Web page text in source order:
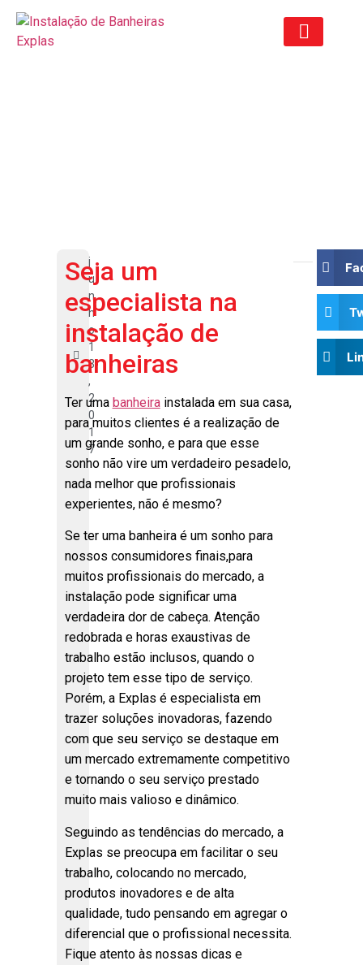
j
u
n
h
o
1
3
,
2
0
1
7
Seja um
especialista na
instalação de
banheiras
Ter uma banheirainstalada em sua casa,
para muitos clientes é a realização de
um grande sonho, e para que esse
sonho não vire um verdadeiro pesadelo,
nada melhor que profissionais
experientes, não é mesmo?
Se ter uma banheira é um sonho para
nossos consumidores finais,para
muitos profissionais do mercado, a
instalação pode significar uma
verdadeira dor de cabeça. Atenção
redobrada e horas exaustivas de
trabalho estão inclusos, quando o
projeto tem esse tipo de serviço.
Porém, a Explas é especialista em
trazer soluções inovadoras, fazendo
com que seu serviço se destaque em
um mercado extremamente competitivo
e tornando o seu serviço prestado
muito mais valioso e dinâmico.
Seguindo as tendências do mercado, a
Explas se preocupa em facilitar o seu
trabalho, colocando no mercado,
produtos inovadores e de alta
qualidade, tudo pensando em agregar o
diferencial que o profissional necessita.
Fique atento às nossas dicas e